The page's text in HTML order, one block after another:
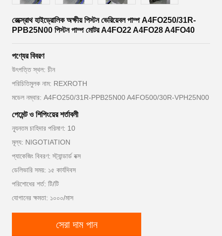
রেক্স্রোথ হাইড্রোলিক অক্ষীয় পিস্টন ভেরিয়েবল পাম্প A4FO250/31R-
PPB25N00 পিস্টন পাম্প মোটর A4FO22 A4FO28 A4FO40
পণ্যের বিবরণ
উৎপত্তি স্থল: চীন
পরিচিতিমুলক নাম: REXROTH
মডেল নম্বার: A4FO250/31R-PPB25N00 A4FO500/30R-VPH25N00
পেমেন্ট ও শিপিংয়ের শর্তাবলী
ন্যূনতম চাহিদার পরিমাণ: 10
মূল্য: NIGOTIATION
প্যাকেজিং বিবরণ: স্ট্যান্ডার্ড বক্স
ডেলিভারি সময়: ১৫ কার্যদিবস
পরিশোধের শর্ত: টি/টি
যোগানের ক্ষমতা: ১০০০/মাস
সেরা দাম পান